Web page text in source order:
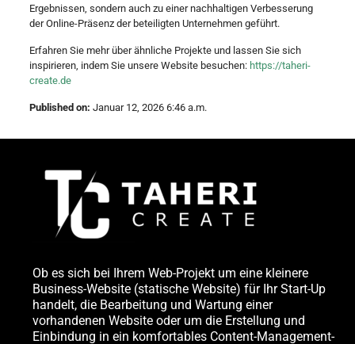
Ergebnissen, sondern auch zu einer nachhaltigen Verbesserung
der Online-Präsenz der beteiligten Unternehmen geführt.
Erfahren Sie mehr über ähnliche Projekte und lassen Sie sich
inspirieren, indem Sie unsere Website besuchen: https://taheri-
create.de
Published on: Januar 12, 2026 6:46 a.m.
Ob es sich bei Ihrem Web-Projekt um eine kleinere
Business-Website (statische Website) für Ihr Start-Up
handelt, die Bearbeitung und Wartung einer
vorhandenen Website oder um die Erstellung und
Einbindung in ein komfortables Content-Management-